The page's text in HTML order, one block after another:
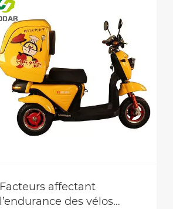
Qu’est-ce qui fait des
scooters à essence un